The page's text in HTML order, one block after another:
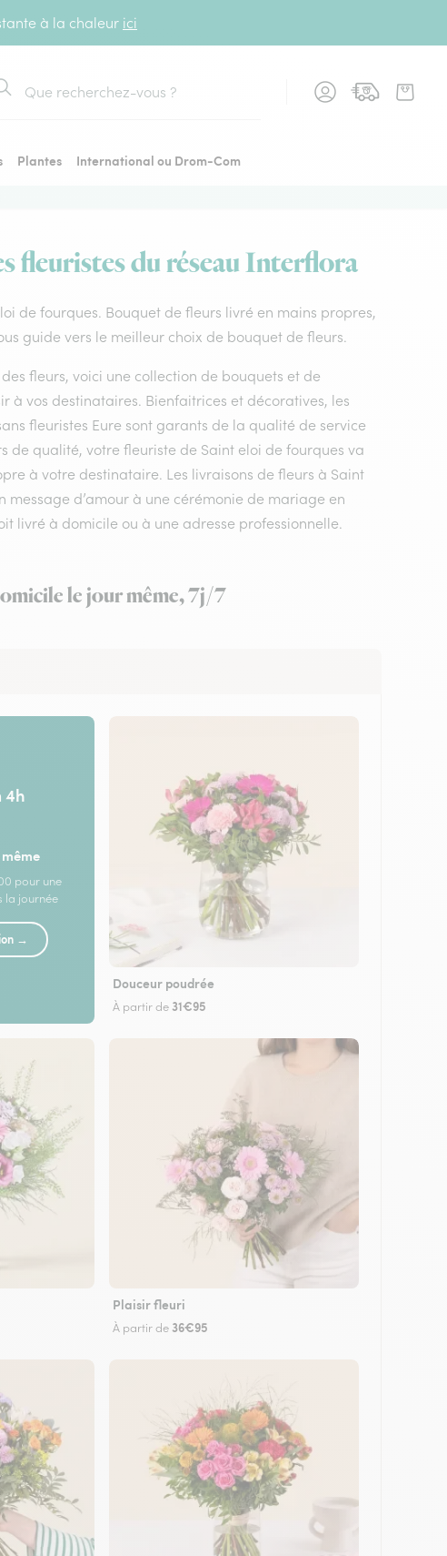
à la chaleur ici
Plantes
International ou Drom-Com
fleuristes du réseau Interflora
de fourques. Bouquet de fleurs livré en mains propres,
guide vers le meilleur choix de bouquet de fleurs.
fleurs, voici une collection de bouquets et de
à vos destinataires. Bienfaitrices et décoratives, les
fleuristes Eure sont garants de la qualité de service
de qualité, votre fleuriste de Saint eloi de fourques va
à votre destinataire. Les livraisons de fleurs à Saint
message d’amour à une cérémonie de mariage en
livré à domicile ou à une adresse professionnelle.
le jour même, 7j/7
4h
pour une
la journée
→
Douceur poudrée
À partir de 31€95
Plaisir fleuri
À partir de 36€95